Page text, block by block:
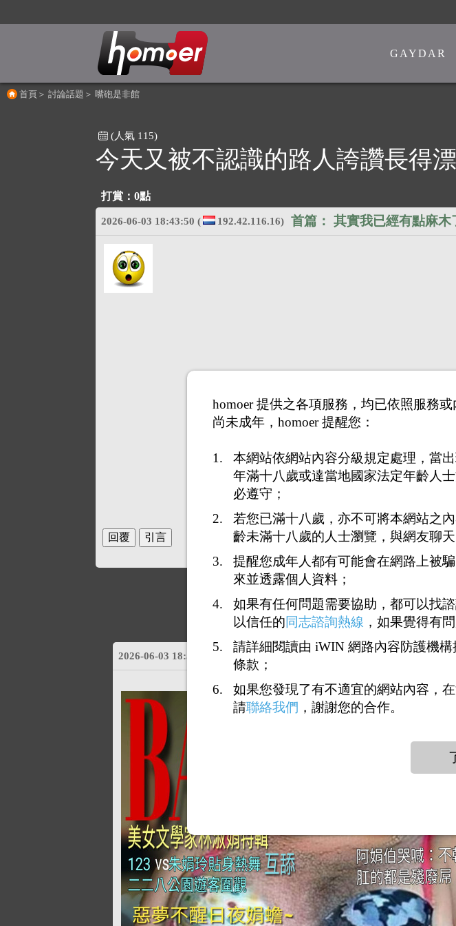
GAYDAR
首頁 ＞ 討論話題 ＞ 嘴砲是非館
(人氣 115)
今天又被不認識的路人誇讚長得
打賞：0點
首篇：其實我已經有點麻木
2026-06-03 18:43:50 ( 192.42.116.16)
回覆1：林老母D娟玲
2026-06-03 18:59:30 101.10.62.35）
homoer 提供之各項服務，均已依照服務
尚未成年，homoer 提醒您：
本網站依網站內容分級規定處理，當
年滿十八歲或達當地國家法定年齡人
必遵守；
若您已滿十八歲，亦不可將本網站之
齡未滿十八歲的人士瀏覽，與網友聊
提醒您成年人都有可能會在網路上被
來並透露個人資料；
如果有任何問題需要協助，都可以找
以信任的同志諮詢熱線 ，如果覺得有
請詳細閱讀由 iWIN 網路內容防護機構
條款；
如果您發現了有不適宜的網站內容，
請聯絡我們 ，謝謝您的合作。